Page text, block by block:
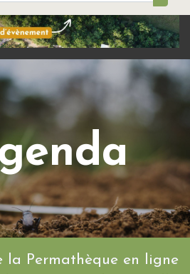
Permathèque en ligne